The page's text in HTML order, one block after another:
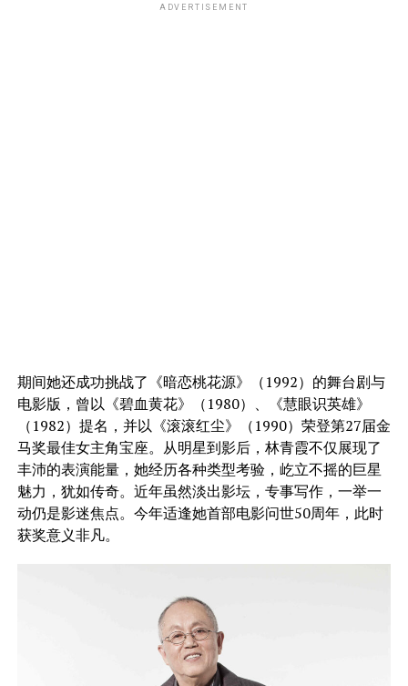
ADVERTISEMENT
期间她还成功挑战了《暗恋桃花源》（1992）的舞台剧与
电影版，曾以《碧血黄花》（1980）、《慧眼识英雄》
（1982）提名，并以《滚滚红尘》（1990）荣登第27届金
马奖最佳女主角宝座。从明星到影后，林青霞不仅展现了
丰沛的表演能量，她经历各种类型考验，屹立不摇的巨星
魅力，犹如传奇。近年虽然淡出影坛，专事写作，一举一
动仍是影迷焦点。今年适逢她首部电影问世50周年，此时
获奖意义非凡。